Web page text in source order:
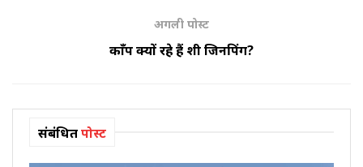
अगली पोस्ट
काँप क्यों रहे हैं शी जिनपिंग?
संबंधितपोस्ट